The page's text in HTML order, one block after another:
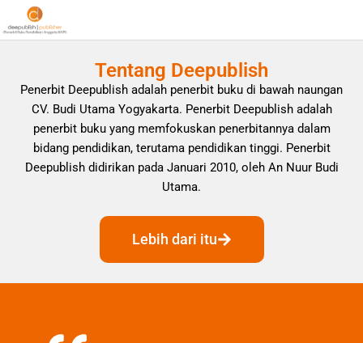
Tentang Deepublish
Penerbit Deepublish adalah penerbit buku di bawah naungan
CV. Budi Utama Yogyakarta. Penerbit Deepublish adalah
penerbit buku yang memfokuskan penerbitannya dalam
bidang pendidikan, terutama pendidikan tinggi. Penerbit
Deepublish didirikan pada Januari 2010, oleh An Nuur Budi
Utama.
Lebih dari itu